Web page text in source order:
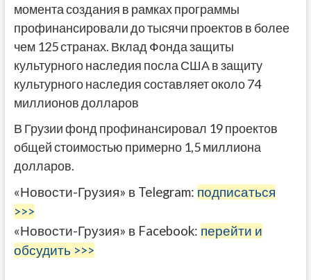
момента создания в рамках программы
профинансировали до тысячи проектов в более
чем 125 странах. Вклад Фонда защиты
культурного наследия посла США в защиту
культурного наследия составляет около 74
миллионов долларов
В Грузии фонд профинансировал 19 проектов
общей стоимостью примерно 1,5 миллиона
долларов.
«Новости-Грузия» в Telegram: подписаться
>>>
«Новости-Грузия» в Facebook: перейти и
обсудить >>>